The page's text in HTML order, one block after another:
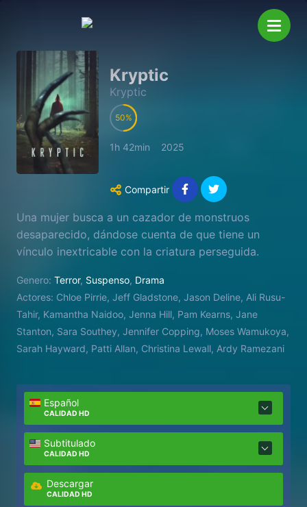
Kryptic
Kryptic
50
1h 42min 2025
Compartir
Una mujer busca a un cazador de monstruos
desaparecido, dándose cuenta de que tiene un
vínculo inextricable con la criatura perseguida.
Genero: Terror, Suspenso, Drama
Actores: Chloe Pirrie, Jeff Gladstone, Jason Deline, Ali Rusu-
Tahir, Kamantha Naidoo, Jenna Hill, Pam Kearns, Jane
Stanton, Sara Southey, Jennifer Copping, Moses Wamukoya,
Sarah Hayward, Patti Allan, Christina Lewall, Ardy Ramezani
Español
CALIDAD HD
Subtitulado
CALIDAD HD
Descargar
CALIDAD HD